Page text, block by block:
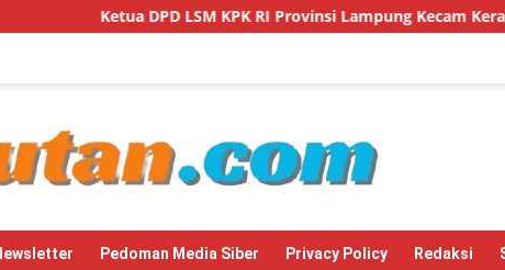
LSM KPK RI Provinsi Lampung Kecam Keras Intimidasi Pimpinan
Pedoman Media Siber Privacy Policy Redaksi